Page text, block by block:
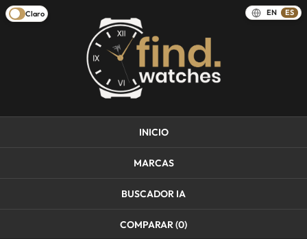
Claro EN ES
INICIO
MARCAS
BUSCADOR IA
COMPARAR (0)